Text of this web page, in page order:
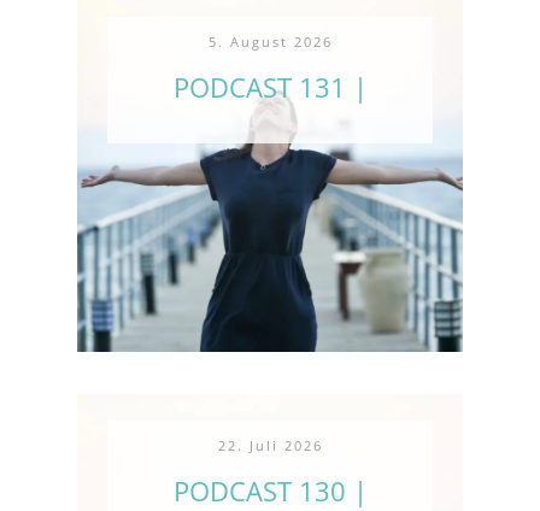
5. August 2026
PODCAST 131 |
22. Juli 2026
PODCAST 130 |